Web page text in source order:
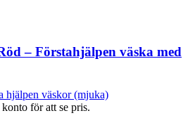
– Förstahjälpen väska med
hjälpen väskor (mjuka)
för att se pris.